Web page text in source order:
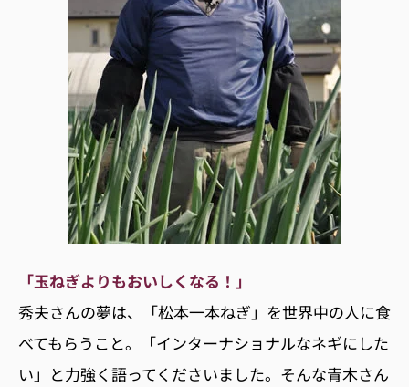
「玉ねぎよりもおいしくなる！」
秀夫さんの夢は、「松本一本ねぎ」を世界中の人に食
べてもらうこと。「インターナショナルなネギにした
い」と力強く語ってくださいました。そんな青木さん